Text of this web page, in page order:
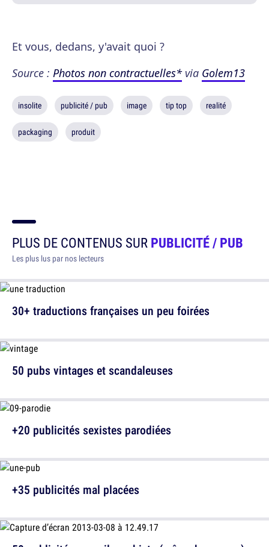
Et vous, dedans, y'avait quoi ?
Source : Photos non contractuelles*via Golem13
insolite publicité / pub image tip top realité
packaging produit
PLUS DE CONTENUS SURPUBLICITÉ / PUB
Les plus lus par nos lecteurs
30+ traductions françaises un peu foirées
+20 publicités sexistes parodiées
50 pubs vintages et scandaleuses
+35 publicités mal placées